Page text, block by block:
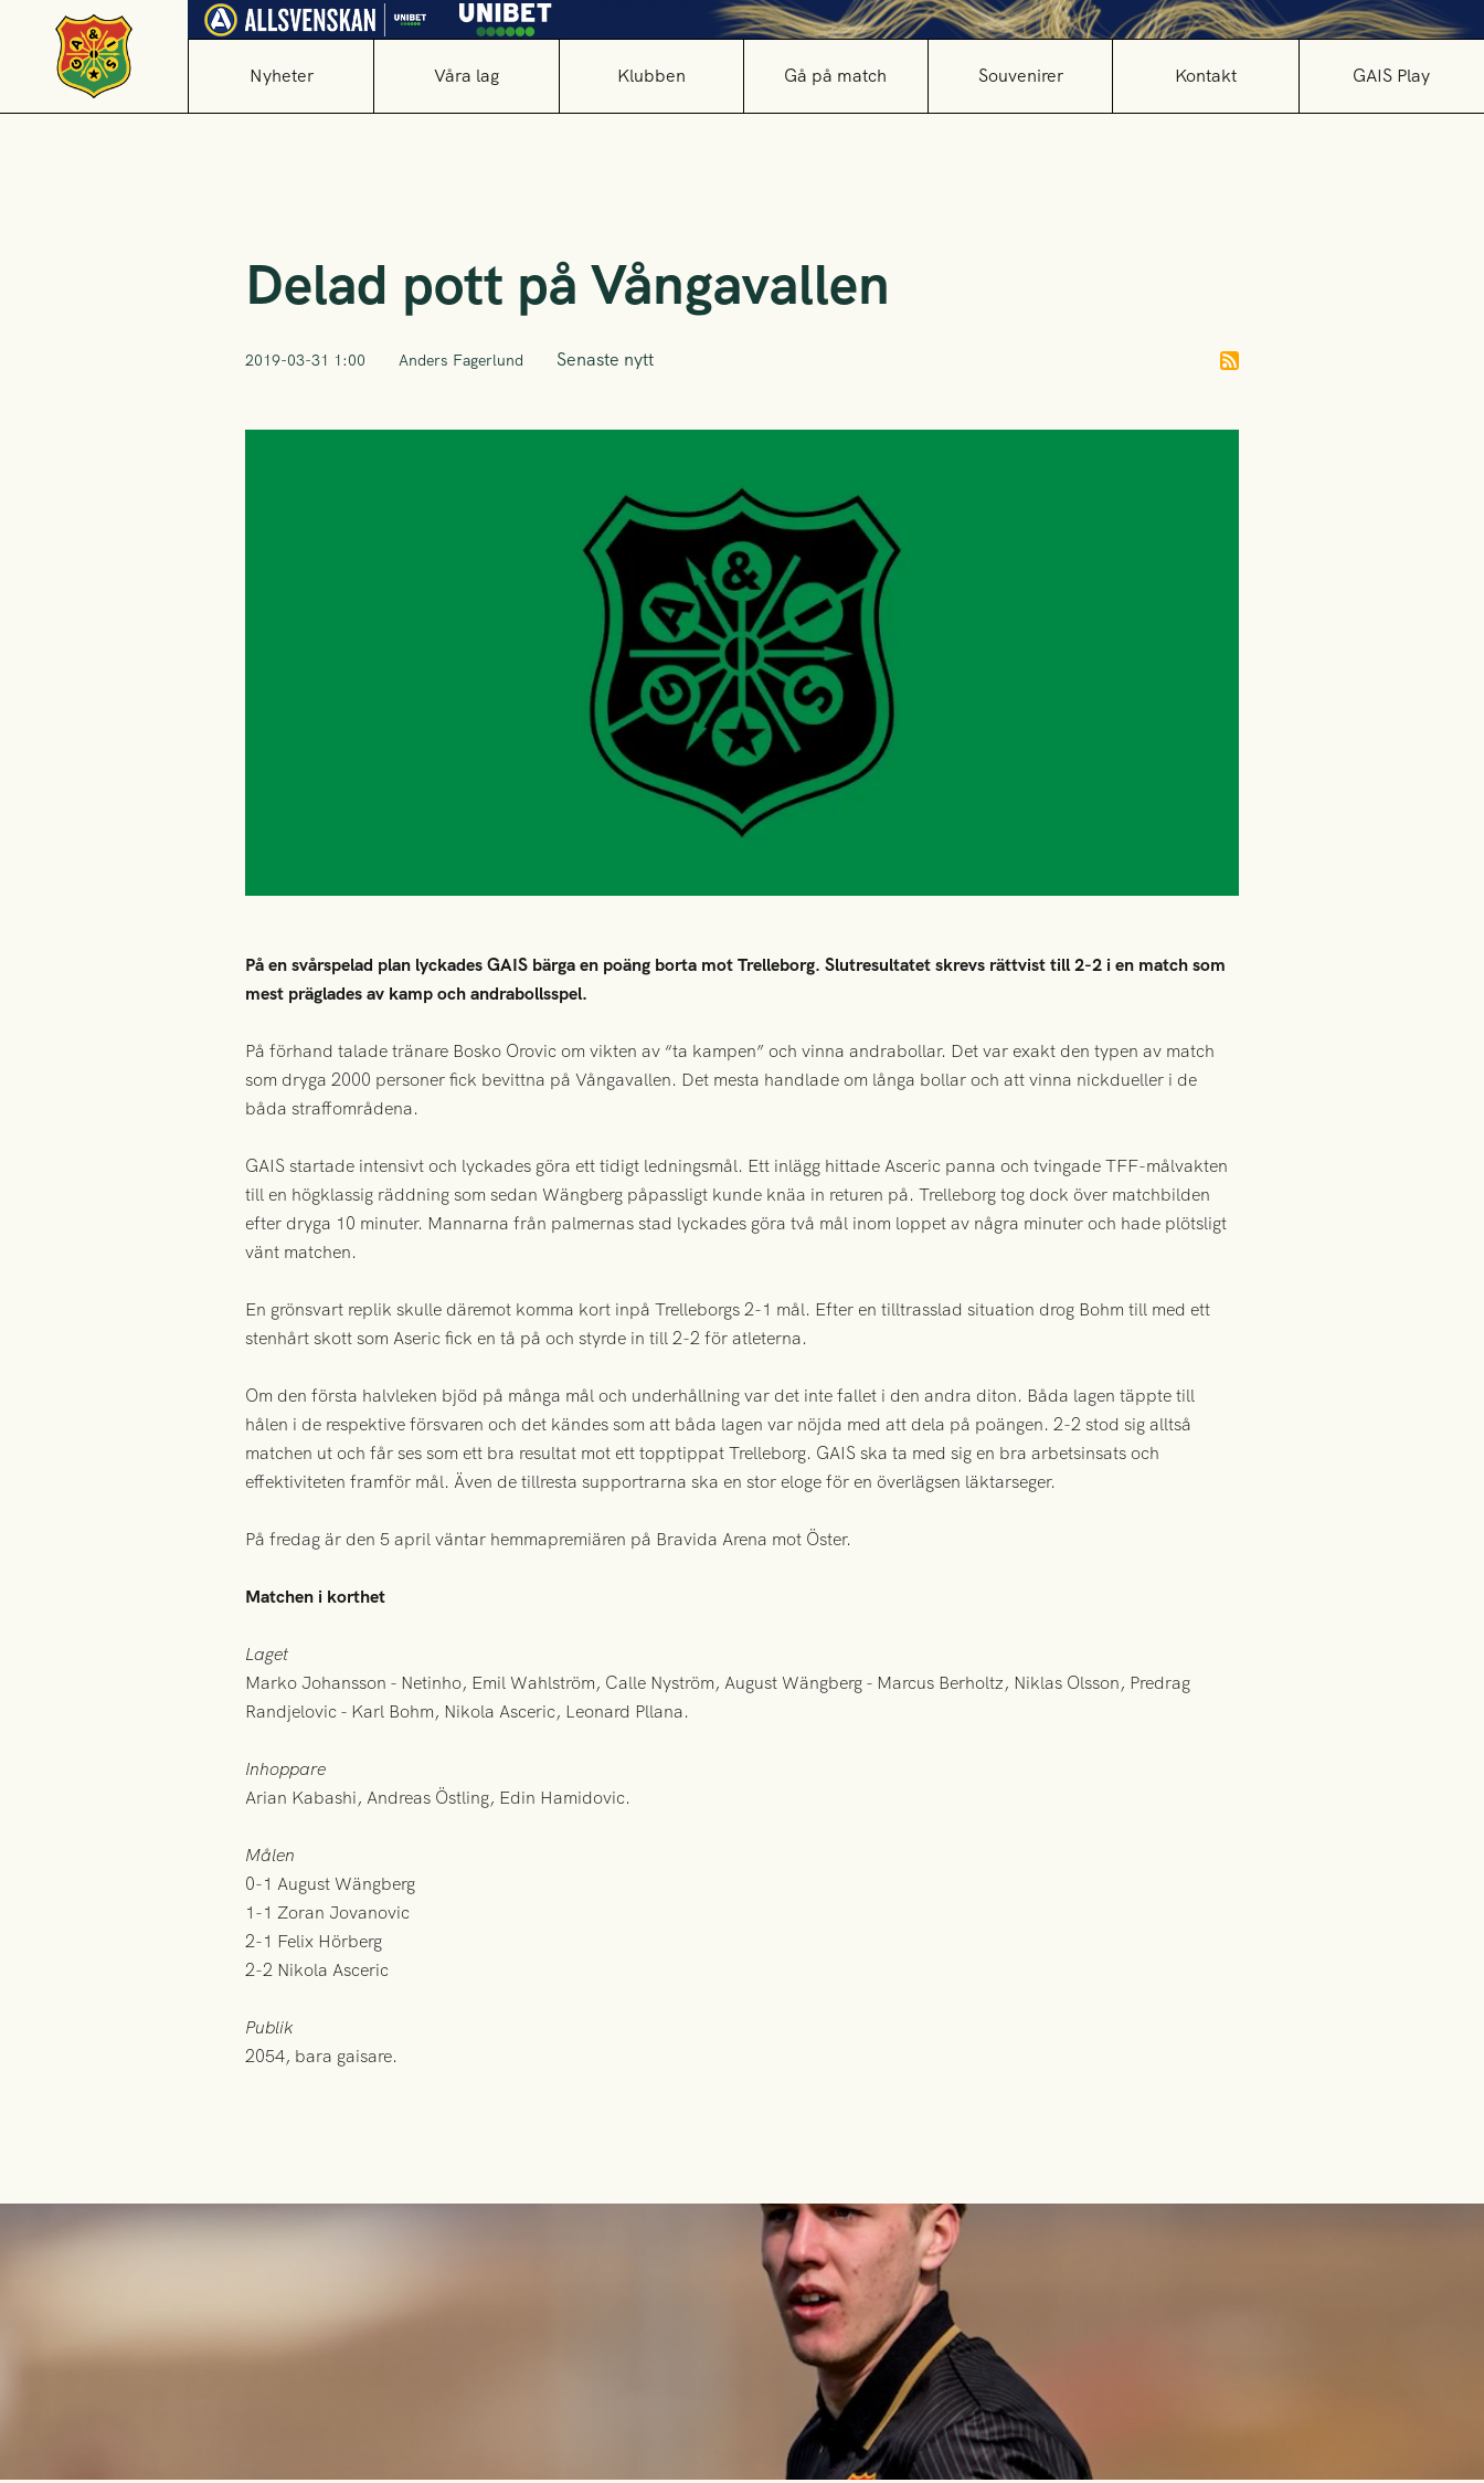
Nyheter Våra lag Klubben Gå på match Souvenirer Kontakt GAIS Play
Delad pott på Vångavallen
2019-03-31 1:00 Anders Fagerlund Senaste nytt
På en svårspelad plan lyckades GAIS bärga en poäng borta mot Trelleborg. Slutresultatet skrevs rättvist till 2-2 i en match som
mest präglades av kamp och andrabollsspel.
På förhand talade tränare Bosko Orovic om vikten av “ta kampen” och vinna andrabollar. Det var exakt den typen av match
som dryga 2000 personer fick bevittna på Vångavallen. Det mesta handlade om långa bollar och att vinna nickdueller i de
båda straffområdena.
GAIS startade intensivt och lyckades göra ett tidigt ledningsmål. Ett inlägg hittade Asceric panna och tvingade TFF-målvakten
till en högklassig räddning som sedan Wängberg påpassligt kunde knäa in returen på. Trelleborg tog dock över matchbilden
efter dryga 10 minuter. Mannarna från palmernas stad lyckades göra två mål inom loppet av några minuter och hade plötsligt
vänt matchen.
En grönsvart replik skulle däremot komma kort inpå Trelleborgs 2-1 mål. Efter en tilltrasslad situation drog Bohm till med ett
stenhårt skott som Aseric fick en tå på och styrde in till 2-2 för atleterna.
Om den första halvleken bjöd på många mål och underhållning var det inte fallet i den andra diton. Båda lagen täppte till
hålen i de respektive försvaren och det kändes som att båda lagen var nöjda med att dela på poängen. 2-2 stod sig alltså
matchen ut och får ses som ett bra resultat mot ett topptippat Trelleborg. GAIS ska ta med sig en bra arbetsinsats och
effektiviteten framför mål. Även de tillresta supportrarna ska en stor eloge för en överlägsen läktarseger.
På fredag är den 5 april väntar hemmapremiären på Bravida Arena mot Öster.
Matchen i korthet
Laget
Marko Johansson - Netinho, Emil Wahlström, Calle Nyström, August Wängberg - Marcus Berholtz, Niklas Olsson, Predrag
Randjelovic - Karl Bohm, Nikola Asceric, Leonard Pllana.
Inhoppare
Arian Kabashi, Andreas Östling, Edin Hamidovic.
Målen
0-1 August Wängberg
1-1 Zoran Jovanovic
2-1 Felix Hörberg
2-2 Nikola Asceric
Publik
2054, bara gaisare.